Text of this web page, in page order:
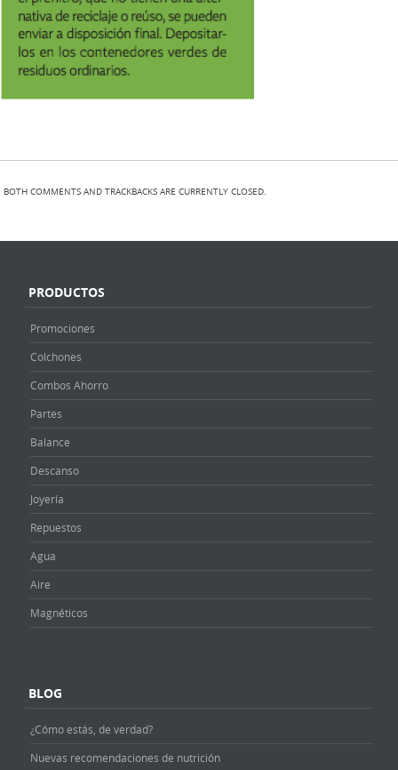
BOTH COMMENTS AND TRACKBACKS ARE CURRENTLY CLOSED.
PRODUCTOS
Promociones
Colchones
Combos Ahorro
Partes
Balance
Descanso
Joyería
Repuestos
Agua
Aire
Magnéticos
BLOG
¿Cómo estás, de verdad?
Nuevas recomendaciones de nutrición